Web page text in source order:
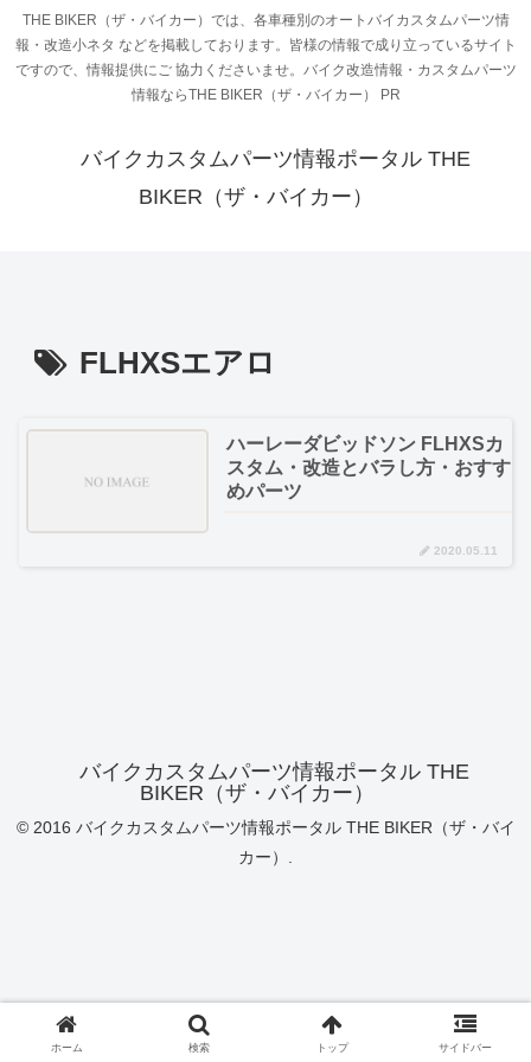
THE BIKER（ザ・バイカー）では、各車種別のオートバイカスタムパーツ情
報・改造小ネタ などを掲載しております。皆様の情報で成り立っているサイト
ですので、情報提供にご 協力くださいませ。バイク改造情報・カスタムパーツ
情報ならTHE BIKER（ザ・バイカー） PR
バイクカスタムパーツ情報ポータル THE
BIKER（ザ・バイカー）
FLHXSエアロ
ハーレーダビッドソン FLHXSカ
スタム・改造とバラし方・おすす
めパーツ
2020.05.11
バイクカスタムパーツ情報ポータル THE
BIKER（ザ・バイカー）
© 2016 バイクカスタムパーツ情報ポータル THE BIKER（ザ・バイ
カー）.
ホーム 検索 トップ サイドバー